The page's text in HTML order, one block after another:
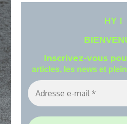
HY !
Inscrivez-vous
articles, les news et